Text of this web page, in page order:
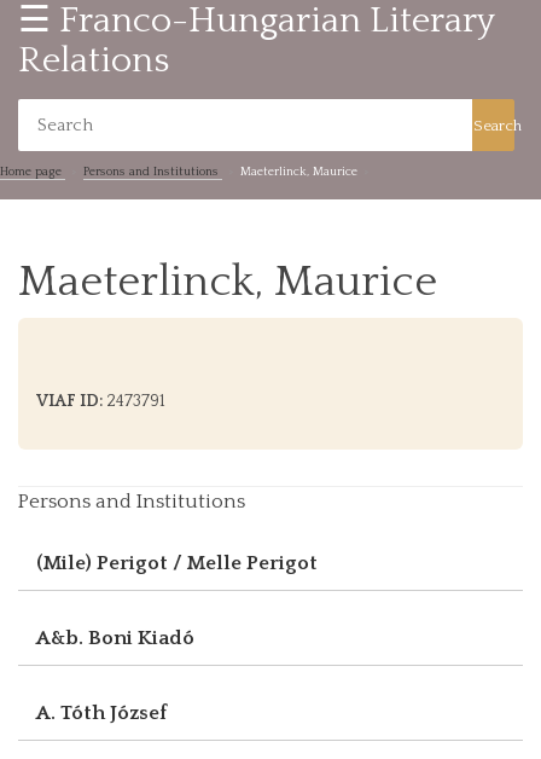
☰ Franco-Hungarian Literary
Relations
Search
Home page Persons and Institutions Maeterlinck, Maurice
Maeterlinck, Maurice
VIAF ID: 2473791
Persons and Institutions
(Mile) Perigot / Melle Perigot
A&b. Boni Kiadó
A. Tóth József